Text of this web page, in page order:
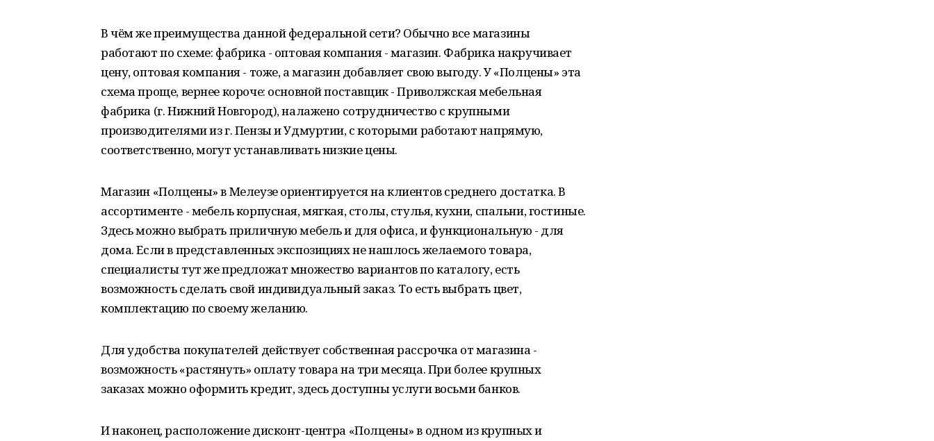
В чём же преимущества данной федеральной сети? Обычно все магазины
работают по схеме: фабрика - оптовая компания - магазин. Фабрика накручивает
цену, оптовая компания - тоже, а магазин добавляет свою выгоду. У «Полцены» эта
схема проще, вернее короче: основной поставщик - Приволжская мебельная
фабрика (г. Нижний Новгород), налажено сотрудничество с крупными
производителями из г. Пензы и Удмуртии, с которыми работают напрямую,
соответственно, могут устанавливать низкие цены.
Магазин «Полцены» в Мелеузе ориентируется на клиентов среднего достатка. В
ассортименте - мебель корпусная, мягкая, столы, стулья, кухни, спальни, гостиные.
Здесь можно выбрать приличную мебель и для офиса, и функциональную - для
дома. Если в представленных экспозициях не нашлось желаемого товара,
специалисты тут же предложат множество вариантов по каталогу, есть
возможность сделать свой индивидуальный заказ. То есть выбрать цвет,
комплектацию по своему желанию.
Для удобства покупателей действует собственная рассрочка от магазина -
возможность «растянуть» оплату товара на три месяца. При более крупных
заказах можно оформить кредит, здесь доступны услуги восьми банков.
И наконец, расположение дисконт-центра «Полцены» в одном из крупных и